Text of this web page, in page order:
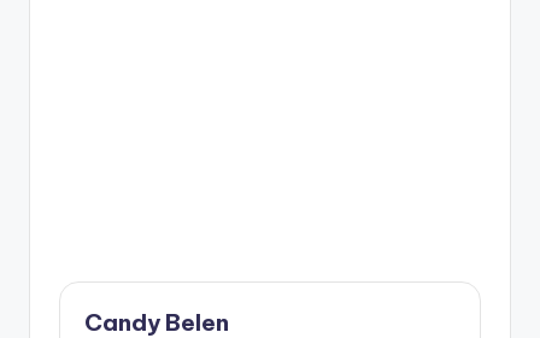
Candy Belen